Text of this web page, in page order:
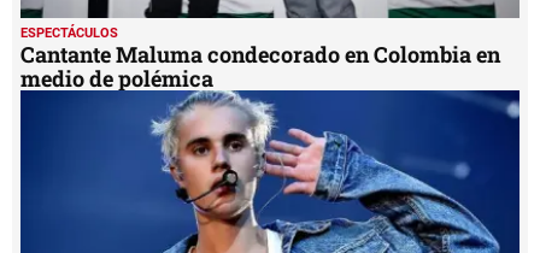
ESPECTÁCULOS
Cantante Maluma condecorado en Colombia en
medio de polémica